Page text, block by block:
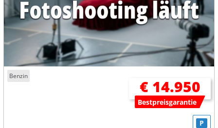
Benzin
€ 14.950
Bestpreisgarantie
P